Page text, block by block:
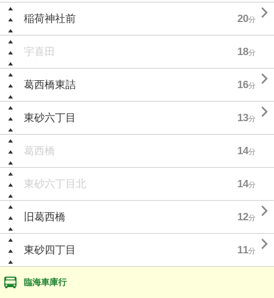
稲荷神社前 20分 
宇喜田 18分
葛西橋東詰 16分 
東砂六丁目 13分 
葛西橋 14分
東砂六丁目北 14分
旧葛西橋 12分 
東砂四丁目 11分 
臨海車庫行